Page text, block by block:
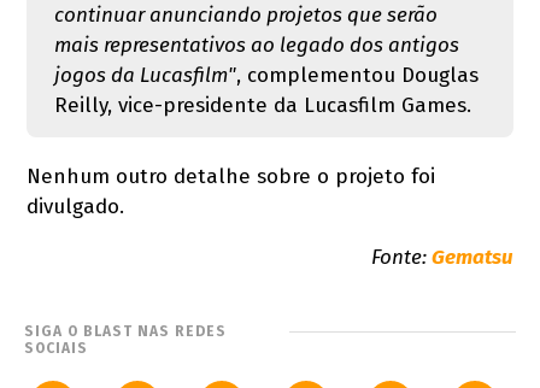
continuar anunciando projetos que serão
mais representativos ao legado dos antigos
jogos da Lucasfilm", complementou Douglas
Reilly, vice-presidente da Lucasfilm Games.
Nenhum outro detalhe sobre o projeto foi
divulgado.
Fonte:Gematsu
SIGA O BLAST NAS REDES
SOCIAIS